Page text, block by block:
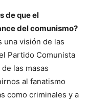
de que el
del comunismo?
una visión de las
Partido Comunista
las masas
al fanatismo
como criminales y a